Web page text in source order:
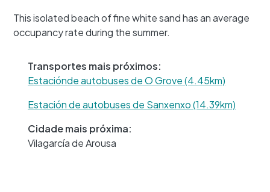
This isolated beach of fine white sand has an average
occupancy rate during the summer.
−
Transportes mais próximos:
Estaciónde autobuses de O Grove (4.45km)
Estación de autobuses de Sanxenxo (14.39km)
Cidade mais próxima:
Vilagarcía de Arousa